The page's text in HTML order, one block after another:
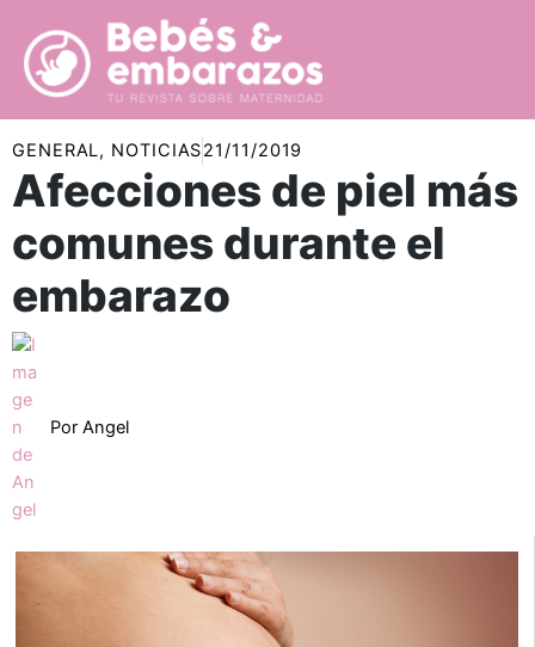
contenido
GENERAL, NOTICIAS21/11/2019
Afecciones de piel más
comunes durante el
embarazo
Por Angel